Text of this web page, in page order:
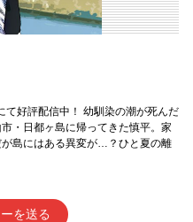
て好評配信中！ 幼馴染の潮が死んだ
日都ヶ島に帰ってきた慎平。家
島にはある異変が…？ひと夏の離
を送る